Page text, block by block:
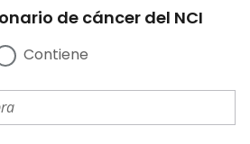
de cáncer del NCI
Contiene